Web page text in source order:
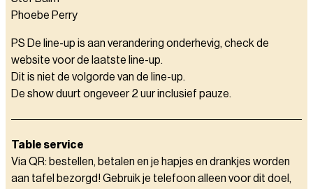
Phoebe Perry
PS De line-up is aan verandering onderhevig, check de
website voor de laatste line-up.
Dit is niet de volgorde van de line-up.
De show duurt ongeveer 2 uur inclusief pauze.
Table service
Via QR: bestellen, betalen en je hapjes en drankjes worden
aan tafel bezorgd! Gebruik je telefoon alleen voor dit doel,